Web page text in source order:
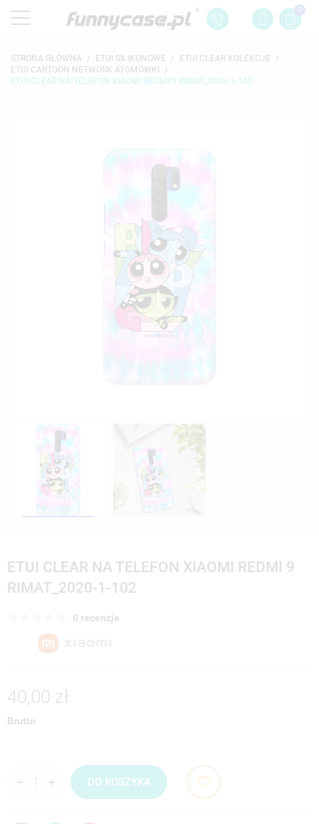
0
STRONA GŁÓWNA ETUI SILIKONOWE
ETUI CLEAR KOLEKCJE
ETUI CARTOON NETWORK ATOMÓWKI
ETUI CLEAR NA TELEFON XIAOMI REDMI 9 RIMAT_2020-1-102
ETUI CLEAR NA TELEFON XIAOMI REDMI 9
RIMAT_2020-1-102
0 recenzje
40,00 zł
Brutto
DO KOSZYKA